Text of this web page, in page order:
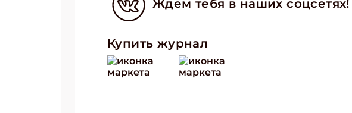
Ждем тебя в наших соцсетях!
Купить журнал